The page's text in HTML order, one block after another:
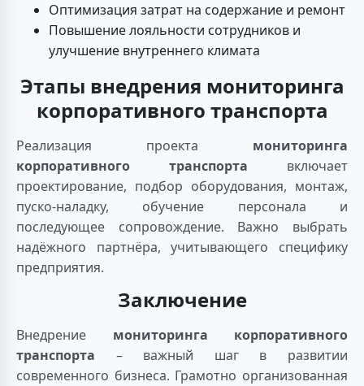
Оптимизация затрат на содержание и ремонт
Повышение лояльности сотрудников и
улучшение внутреннего климата
Этапы внедрения мониторинга
корпоративного транспорта
Реализация проекта мониторинга
корпоративного транспорта включает
проектирование, подбор оборудования, монтаж,
пуско-наладку, обучение персонала и
последующее сопровождение. Важно выбрать
надёжного партнёра, учитывающего специфику
предприятия.
Заключение
Внедрение мониторинга корпоративного
транспорта – важный шаг в развитии
современного бизнеса. Грамотно организованная